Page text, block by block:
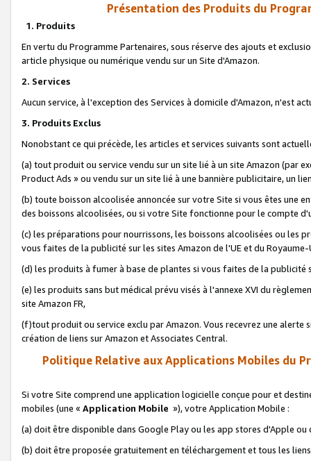
Présentation des Produits du
1. Produits
En vertu du Programme Partenaires, sous réserve des ajouts et
article physique ou numérique vendu sur un Site d'Amazon.
2. Services
Aucun service, à l'exception des Services à domicile d'Amazon, n'est
3. Produits Exclus
Nonobstant ce qui précède, les articles et services suivants sont
(a) tout produit ou service vendu sur un site lié à un site Amazon (par
Product Ads » ou vendu sur un site lié à une bannière publicitaire, un
(b) toute boisson alcoolisée annoncée sur votre Site si vous êtes une
des boissons alcoolisées, ou si votre Site fonctionne pour le compte
(c) les préparations pour nourrissons, les boissons alcoolisées ou les
vous faites de la publicité sur les sites Amazon de l'UE et du Royaume-
(d) les produits à fumer à base de plantes si vous faites de la publicité
(e) les produits sans but médical prévu visés à l'annexe XVI du
site Amazon FR,
(f)tout produit ou service exclu par Amazon. Vous recevrez une alerte
création de liens sur Amazon et Associates Central.
Politique Relative aux Applications Mobiles du
Si votre Site comprend une application logicielle conçue pour et
mobiles (une « Application Mobile »), votre Application Mobile :
(a) doit être disponible dans Google Play ou les app stores d'Apple ou
(b) doit être proposée gratuitement en téléchargement et tous les